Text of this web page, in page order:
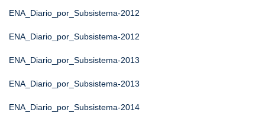
ENA_Diario_por_Subsistema-2012
ENA_Diario_por_Subsistema-2012
ENA_Diario_por_Subsistema-2013
ENA_Diario_por_Subsistema-2013
ENA_Diario_por_Subsistema-2014